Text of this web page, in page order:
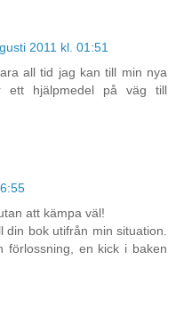
2011 kl. 01:51
all tid jag kan till min nya
ett hjälpmedel på väg till
att kämpa väl!
bok utifrån min situation.
förlossning, en kick i baken